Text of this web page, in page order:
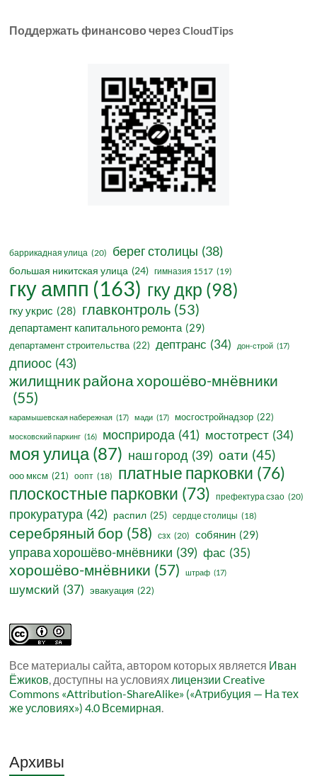
Поддержать финансово через CloudTips
баррикадная улица (20) берег столицы (38)
большая никитская улица (24) гимназия 1517 (19)
гку ампп (163) гку дкр (98)
гку укрис (28) главконтроль (53)
департамент капитального ремонта (29)
департамент строительства (22) дептранс (34) дон-строй (17)
дпиоос (43)
жилищник района хорошёво-мнёвники
(55)
карамышевская набережная (17) мади (17) мосгостройнадзор (22)
московский паркинг (16) мосприрода (41) мостотрест (34)
моя улица(87) наш город (39) оати (45)
ооо мксм (21) оопт (18) платные парковки (76)
плоскостные парковки (73) префектура сзао (20)
прокуратура (42) распил (25) сердце столицы (18)
серебряный бор (58) сзх (20) собянин (29)
управа хорошёво-мнёвники (39) фас (35)
хорошёво-мнёвники (57) штраф (17)
шумский (37) эвакуация (22)
Все материалы сайта, автором которых является Иван
Ёжиков, доступны на условиях лицензии Creative
Commons «Attribution-ShareAlike» («Атрибуция — На тех
же условиях») 4.0 Всемирная.
Архивы